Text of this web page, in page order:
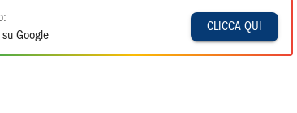
Google
CLICCA QUI